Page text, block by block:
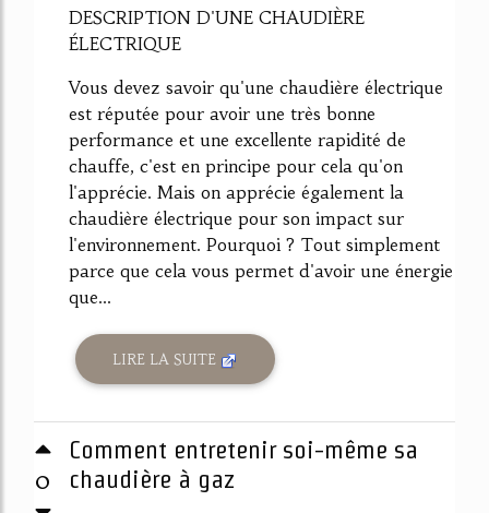
DESCRIPTION D'UNE CHAUDIÈRE
ÉLECTRIQUE
Vous devez savoir qu'une chaudière électrique
est réputée pour avoir une très bonne
performance et une excellente rapidité de
chauffe, c'est en principe pour cela qu'on
l'apprécie. Mais on apprécie également la
chaudière électrique pour son impact sur
l'environnement. Pourquoi ? Tout simplement
parce que cela vous permet d'avoir une énergie
que...
LIRE LA SUITE
0
Comment entretenir soi-même sa
chaudière à gaz